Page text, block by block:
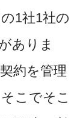
1社1社の
ありま
約を管理
こでそこ